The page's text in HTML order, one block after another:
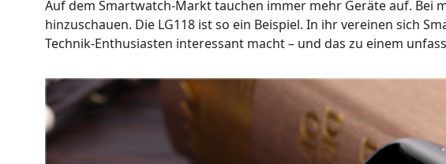
Auf dem Smartwatch-Markt tauchen immer mehr Geräte auf. Bei
hinzuschauen. Die LG118 ist so ein Beispiel. In ihr vereinen sich
Technik-Enthusiasten interessant macht – und das zu einem